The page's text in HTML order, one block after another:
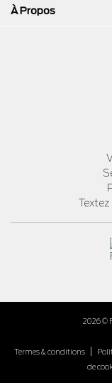
Textez
À Propos
2026 ©
Termes & conditions
de